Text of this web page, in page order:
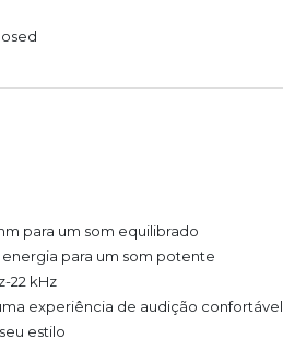
para um som equilibrado
para um som potente
22 kHz
experiência de audição confortável
estilo